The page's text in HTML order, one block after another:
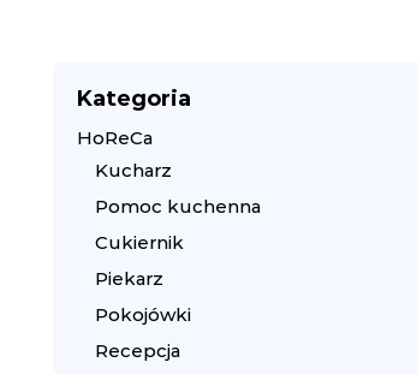
Kategoria
HoReCa
Kucharz
Pomoc kuchenna
Cukiernik
Piekarz
Pokojówki
Recepcja